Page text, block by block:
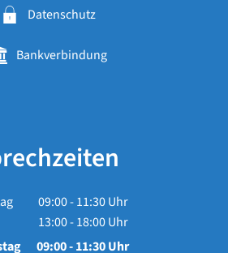
Datenschutz
Bankverbindung
09:00-11:30Uhr
Von 09:00 bis 11:30 Uhr
13:00-18:00Uhr
Von 13:00 bis 18:00 Uhr
09:00-11:30Uhr